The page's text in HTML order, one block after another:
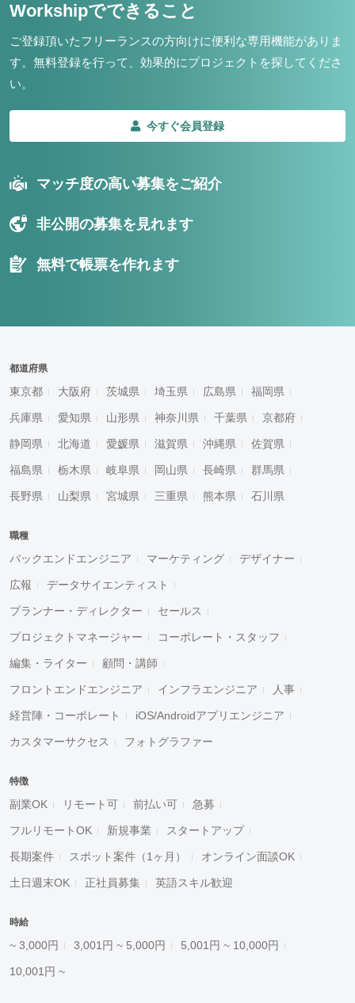
Workshipでできること
ご登録頂いたフリーランスの方向けに便利な専用機能がありま
す。 無料登録を行って、効果的にプロジェクトを探してくださ
い。
今すぐ会員登録
マッチ度の高い募集をご紹介
非公開の募集を見れます
無料で帳票を作れます
都道府県
東京都 大阪府 茨城県 埼玉県 広島県 福岡県
兵庫県 愛知県 山形県 神奈川県 千葉県 京都府
静岡県 北海道 愛媛県 滋賀県 沖縄県 佐賀県
福島県 栃木県 岐阜県 岡山県 長崎県 群馬県
長野県 山梨県 宮城県 三重県 熊本県 石川県
職種
バックエンドエンジニア マーケティング デザイナー
広報 データサイエンティスト
プランナー・ディレクター セールス
プロジェクトマネージャー コーポレート・スタッフ
編集・ライター 顧問・講師
フロントエンドエンジニア インフラエンジニア 人事
経営陣・コーポレート iOS/Androidアプリエンジニア
カスタマーサクセス フォトグラファー
特徴
副業OK リモート可 前払い可 急募
フルリモートOK 新規事業 スタートアップ
長期案件 スポット案件（1ヶ月） オンライン面談OK
土日週末OK 正社員募集 英語スキル歓迎
時給
~ 3,000円 3,001円 ~ 5,000円 5,001円 ~ 10,000円
10,001円 ~